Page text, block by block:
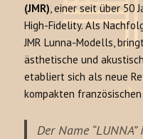
(JMR) , einer seit über 50
High-Fidelity. Als
JMR Lunna-Modells,
ästhetische und
etabliert sich als neue
kompakten
Der Name “LUNNA”